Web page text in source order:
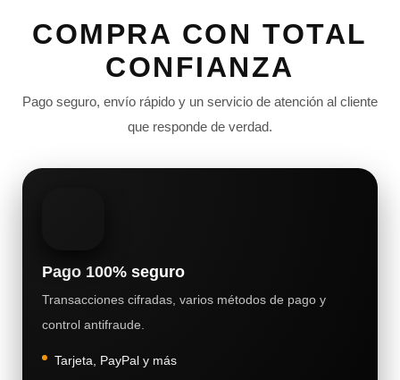
COMPRA CON TOTAL
CONFIANZA
Pago seguro, envío rápido y un servicio de atención al cliente
que responde de verdad.
Pago 100% seguro
Transacciones cifradas, varios métodos de pago y
control antifraude.
Tarjeta, PayPal y más